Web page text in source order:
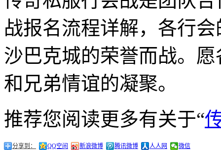
战报名流程详解，各行
沙巴克城的荣誉而战。
和兄弟情谊的凝聚。
推荐您阅读更多有关于“
分享到： QQ空间 新浪微博 腾讯微博 人人网 微信